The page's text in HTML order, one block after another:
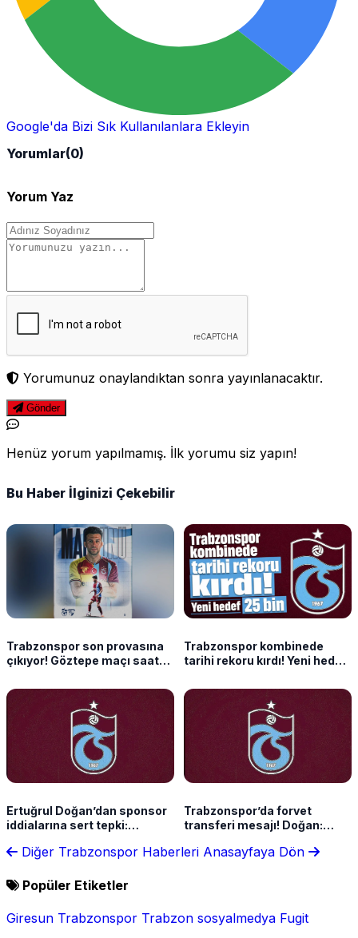
Google'da Bizi Sık Kullanılanlara Ekleyin
Yorumlar(0)
Yorum Yaz
Yorumunuz onaylandıktan sonra yayınlanacaktır.
Gönder
Henüz yorum yapılmamış. İlk yorumu siz yapın!
Bu Haber İlginizi Çekebilir
Trabzonspor son provasına
çıkıyor! Göztepe maçı saat
Trabzonspor kombinede
tarihi rekoru kırdı! Yeni hedef
Ertuğrul Doğan’dan sponsor
iddialarına sert tepki:
yalan”
Trabzonspor’da forvet
transferi mesajı! Doğan:
Diğer Trabzonspor Haberleri Anasayfaya Dön
Popüler Etiketler
Giresun Trabzonspor Trabzon sosyalmedya Fugit